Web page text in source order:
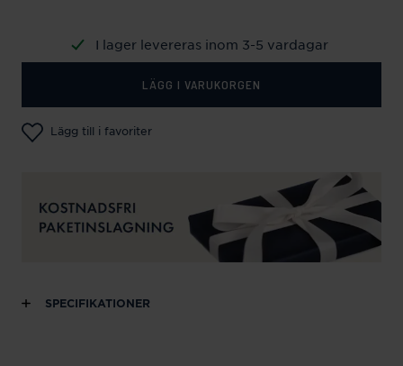
I lager levereras inom 3-5 vardagar
LÄGG I VARUKORGEN
Lägg till i favoriter
SPECIFIKATIONER